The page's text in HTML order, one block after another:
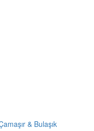
& Bulaşık